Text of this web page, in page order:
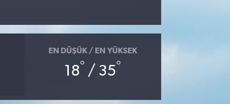
EN DÜŞÜK / EN YÜKSEK
18° / 35°